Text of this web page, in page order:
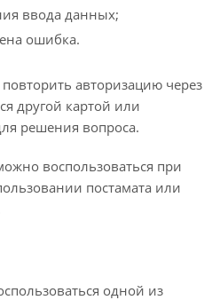
ввода данных;
ошибка.
авторизацию через
другой картой или
решения вопроса.
воспользоваться при
постамата или
одной из